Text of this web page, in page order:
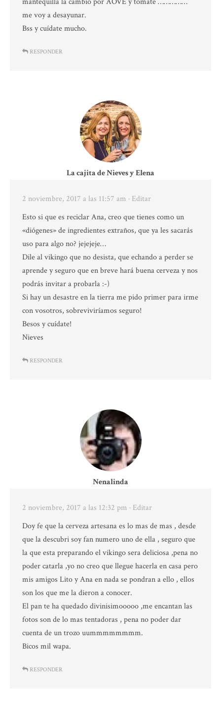
me voy a desayunar.
Bss y cuídate mucho.
RESPONDER
La cajita de Nieves y Elena
2 noviembre, 2017 a las 11:57 am · Editar
Esto si que es reciclar Ana, creo que tienes como un
«diógenes» de ingredientes extraños, que ya les sacarás
uso para algo no? jejejeje…
Dile al vikingo que no desista, que echando a perder se
aprende y seguro que en breve hará buena cerveza y nos
podrás invitar a probarla :-)
Si hay un desastre en la tierra me pido primer para irme
con vosotros, sobreviviríamos seguro!
Besos y cuídate!
Nieves
RESPONDER
Nenalinda
2 noviembre, 2017 a las 12:32 pm · Editar
Doy fe que la cerveza artesana es lo mas de mas , desde
que la descubri soy fan numero uno de ella , seguro que
la que esta preparando el vikingo sera deliciosa ,pena no
poder catarla ,yo no creo que llegue hacerla en casa pero
mis amigos Lito y Ana en nada se pondran a ello , ellos
son los que me la dieron a conocer.
El pan te ha quedado divinisimooooo ,me encantan las
fotos son de lo mas tentadoras , pena no poder dar
cuenta de un trozo uummmmmmmm.
Bicos mil wapa.
RESPONDER